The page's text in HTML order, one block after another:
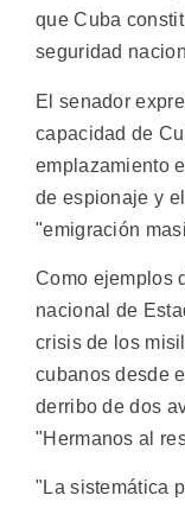
que Cuba
seguridad
El senador
capacidad de
emplazamiento
de espionaje y
"emigración
Como ejemplos
nacional de
crisis de los
cubanos desde
derribo de dos
"Hermanos al
"La sistemática